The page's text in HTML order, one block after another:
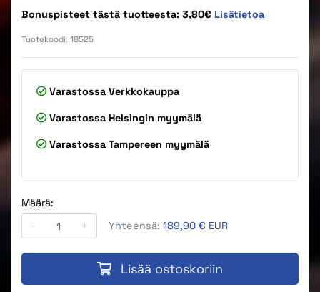
Bonuspisteet tästä tuotteesta: 3,80€ Lisätietoa
Tuotekoodi: 18525
Varastossa Verkkokauppa
Varastossa Helsingin myymälä
Varastossa Tampereen myymälä
Määrä:
-
+ Yhteensä: 189,90 € EUR
Lisää ostoskoriin